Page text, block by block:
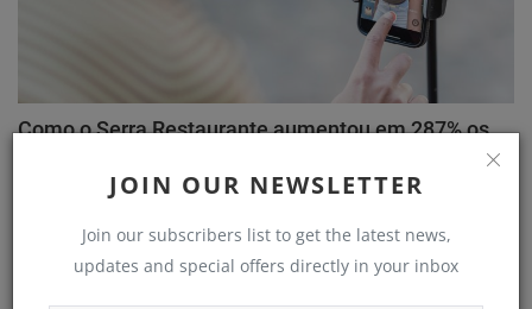
JOIN OUR NEWSLETTER
Join our subscribers list to get the latest news,
updates and special offers directly in your inbox
Como o Serra Restaurante aumentou em 287% os
Jul 18, 2022
Clube de Negócios